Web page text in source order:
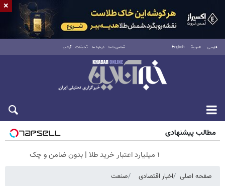
فارسی العربية English تماس با ما درباره ما تبلیغات آرشیو
جمعه ۱۶ مرداد ۱۴۰۵
مطالب پیشنهادی
۱ میلیارد اعتبار خرید طلا | بدون ضامن و چک
صفحه اصلی اخبار اقتصادی صنعت
×